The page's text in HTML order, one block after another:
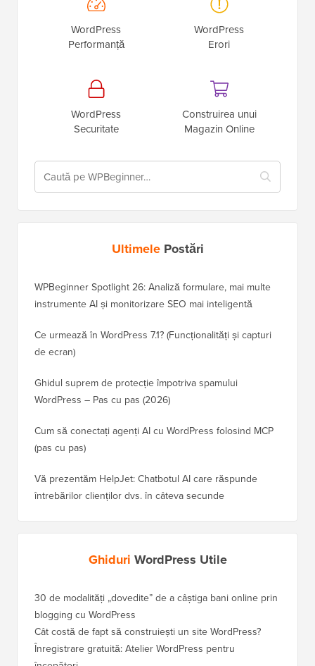
WordPress
Performanță
WordPress
Erori
WordPress
Securitate
Construirea unui
Magazin Online
UltimelePostări
WPBeginner Spotlight 26: Analiză formulare, mai multe
instrumente AI și monitorizare SEO mai inteligentă
Ce urmează în WordPress 7.1? (Funcționalități și capturi
de ecran)
Ghidul suprem de protecție împotriva spamului
WordPress – Pas cu pas (2026)
Cum să conectați agenți AI cu WordPress folosind MCP
(pas cu pas)
Vă prezentăm HelpJet: Chatbotul AI care răspunde
întrebărilor clienților dvs. în câteva secunde
Ghiduri WordPress Utile
30 de modalități „dovedite” de a câștiga bani online prin
blogging cu WordPress
Cât costă de fapt să construiești un site WordPress?